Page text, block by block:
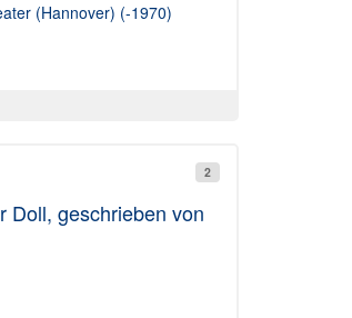
(Hannover) (-1970)
2
Doll, geschrieben von